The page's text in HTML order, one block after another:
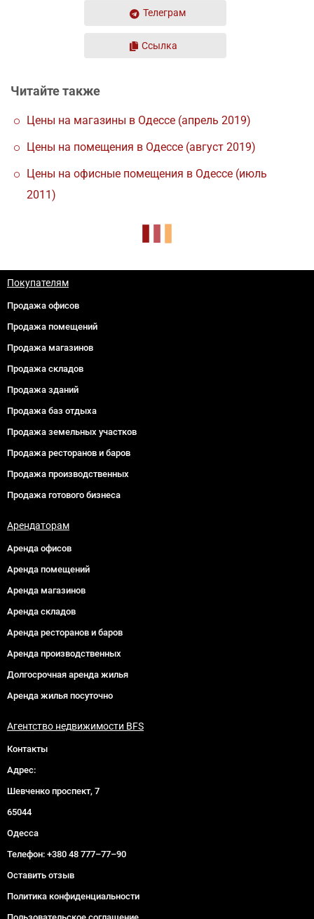
Телеграм
Ссылка
Читайте также
Цены на магазины в Одессе (апрель 2019)
Цены на помещения в Одессе (август 2019)
Цены на офисные помещения в Одессе (июль
2011)
Покупателям
Продажа офисов
Продажа помещений
Продажа магазинов
Продажа складов
Продажа зданий
Продажа баз отдыха
Продажа земельных участков
Продажа ресторанов и баров
Продажа производственных
Продажа готового бизнеса
Арендаторам
Аренда офисов
Аренда помещений
Аренда магазинов
Аренда складов
Аренда ресторанов и баров
Аренда производственных
Долгосрочная аренда жилья
Аренда жилья посуточно
Агентство недвижимости BFS
Контакты
Адрес:
Шевченко проспект, 7
65044
Одесса
Телефон: +380 48 777–77–90
Оставить отзыв
Политика конфиденциальности